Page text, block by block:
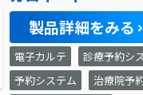
製品詳細をみる
電子カルテ
診療予約シ
予約システム
治療院予